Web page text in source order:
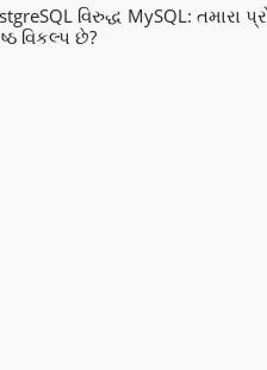
વિરુદ્ધ MySQL: તમારા
વિકલ્પ છે?